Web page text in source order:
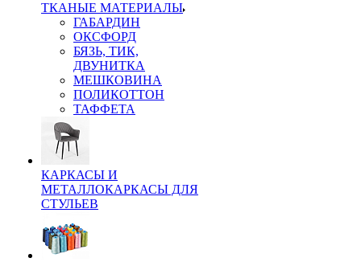
ТКАНЫЕ МАТЕРИАЛЫ
ГАБАРДИН
ОКСФОРД
БЯЗЬ, ТИК,
ДВУНИТКА
МЕШКОВИНА
ПОЛИКОТТОН
ТАФФЕТА
КАРКАСЫ И
МЕТАЛЛОКАРКАСЫ ДЛЯ
СТУЛЬЕВ